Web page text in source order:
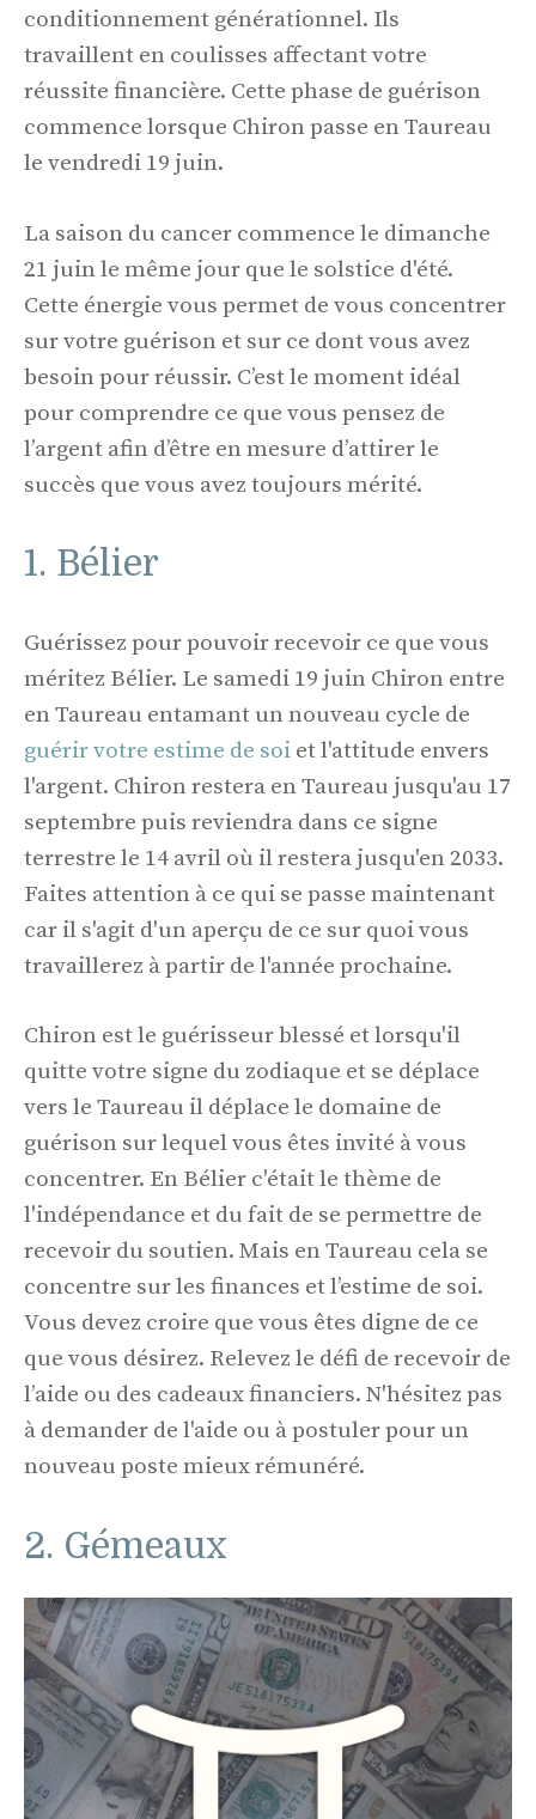
conditionnement générationnel. Ils
travaillent en coulisses affectant votre
réussite financière. Cette phase de guérison
commence lorsque Chiron passe en Taureau
le vendredi 19 juin.
La saison du cancer commence le dimanche
21 juin le même jour que le solstice d'été.
Cette énergie vous permet de vous concentrer
sur votre guérison et sur ce dont vous avez
besoin pour réussir. C’est le moment idéal
pour comprendre ce que vous pensez de
l’argent afin d’être en mesure d’attirer le
succès que vous avez toujours mérité.
1. Bélier
Guérissez pour pouvoir recevoir ce que vous
méritez Bélier. Le samedi 19 juin Chiron entre
en Taureau entamant un nouveau cycle de
guérir votre estime de soi et l'attitude envers
l'argent. Chiron restera en Taureau jusqu'au 17
septembre puis reviendra dans ce signe
terrestre le 14 avril où il restera jusqu'en 2033.
Faites attention à ce qui se passe maintenant
car il s'agit d'un aperçu de ce sur quoi vous
travaillerez à partir de l'année prochaine.
Chiron est le guérisseur blessé et lorsqu'il
quitte votre signe du zodiaque et se déplace
vers le Taureau il déplace le domaine de
guérison sur lequel vous êtes invité à vous
concentrer. En Bélier c'était le thème de
l'indépendance et du fait de se permettre de
recevoir du soutien. Mais en Taureau cela se
concentre sur les finances et l’estime de soi.
Vous devez croire que vous êtes digne de ce
que vous désirez. Relevez le défi de recevoir de
l’aide ou des cadeaux financiers. N'hésitez pas
à demander de l'aide ou à postuler pour un
nouveau poste mieux rémunéré.
2. Gémeaux